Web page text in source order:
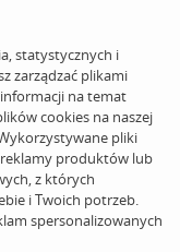
statystycznych i
zarządzać plikami
na temat
cookies na naszej
pliki
produktów lub
z których
i Twoich potrzeb.
spersonalizowanych